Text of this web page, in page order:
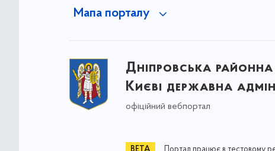
Мапа порталу
Дніпровська районна
Києві державна
офіційний вебпортал